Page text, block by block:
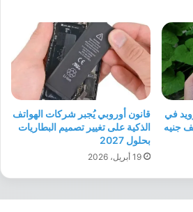
في
الف جنيه حتي 80 الف جنيه
قانون أوروبي يُجبر شركات الهواتف
الذكية على تغيير تصميم البطاريات
بحلول 2027
19 أبريل، 2026